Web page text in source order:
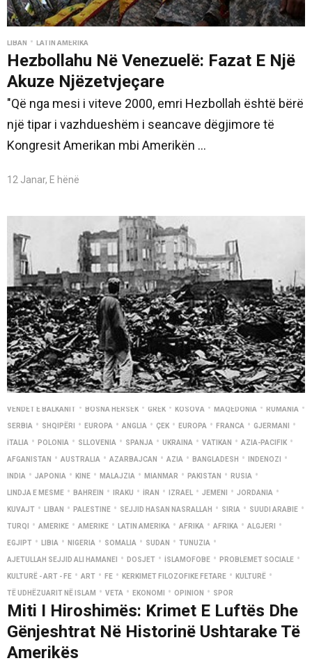
LIBAN • LATIN AMERIKA
Hezbollahu Në Venezuelë: Fazat E Një
Akuze Njëzetvjeçare
"Që nga mesi i viteve 2000, emri Hezbollah është bërë
një tipar i vazhdueshëm i seancave dëgjimore të
Kongresit Amerikan mbi Amerikën ...
12 Janar, E hënë
VENDET E BALKANIT • BOSNA HERSEK • GREK • KOSOVA • MAQEDONIA • RUMANIA •
SERBIA • SHQIPËRI • EUROPA • ANGLIA • ÇEK • EUROPA • FRANCA • GJERMANI •
İTALIA • POLONIA • SLLOVENIA • SPANJA • UKRAINA • VATIKAN • AZIA-PACIFIK •
AFGANISTAN • AUSTRALIA • AZARBAJCAN • AZIA • BANGLADESH • INDENOZI •
INDIA • JAPONIA • KINE • MALAJZIA • MIANMAR • PAKISTAN • RUSIA •
LINDJA E MESME • BAHREIN • IRAKU • İRAN • IZRAEL • JEMENI • JORDANIA •
KUVAJT • LIBAN • PALESTINE • SEJJID HASAN NASRALLAH • SIRIA • SUUDI ARABIE •
TURQI • AMERIKE • AMERIKE • LATIN AMERIKA • AFRIKA • AFRIKA • ALGJERI •
EGJIPT • LIBIA • NIGERIA • SOMALIA • SUDAN • TUNUZIA •
AJETULLAH SEJJID ALI HAMANEI • DOSJET • İSLAMOFOBE • PROBLEMET SOCIALE •
KULTURË - ART - FE • ART • FE • KERKIMET FILOZOFIKE FETARE • KULTURË •
TË UDHËZUARIT NË ISLAM • VETA • EKONOMI • OPINION • SPOR
Miti I Hiroshimës: Krimet E Luftës Dhe
Gënjeshtrat Në Historinë Ushtarake Të
Amerikës